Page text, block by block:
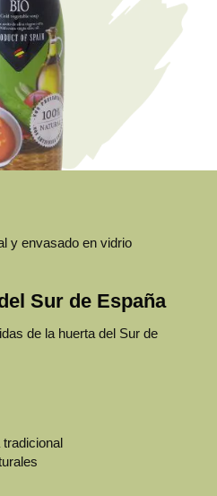
y envasado en vidrio
Sur de España
de la huerta del Sur de